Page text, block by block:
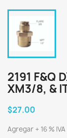
2191 F&Q
XM3/8, &
$27.00
Agregar + 16 % IVA